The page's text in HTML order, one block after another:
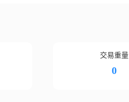
交易重量
0